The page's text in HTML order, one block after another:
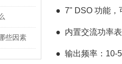
些因素
● 7" DSO 功能，
● 内置交流功率表
● 输出频率：10-